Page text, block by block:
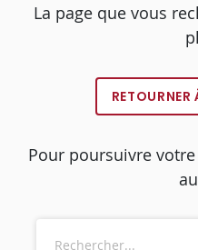
La page que vous
Pour poursuivre